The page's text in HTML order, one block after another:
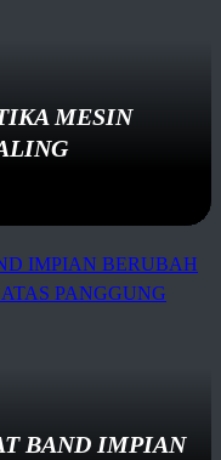
MESIN
BAND IMPIAN